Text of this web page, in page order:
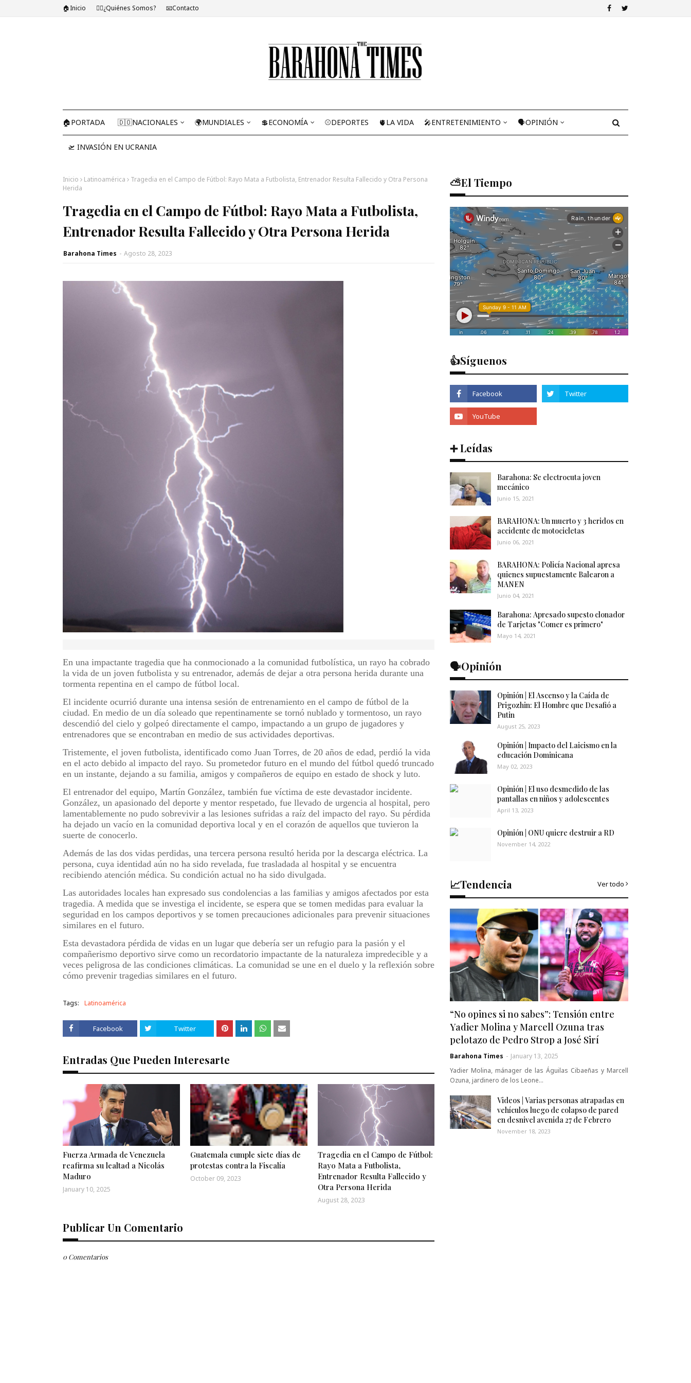
🏠Inicio 🤷‍♂️¿Quiénes Somos? 📧Contacto
🏠PORTADA 🇩🇴NACIONALES 🌍MUNDIALES 💲ECONOMÍA ⚾DEPORTES 🫀LA VIDA 🎤ENTRETENIMIENTO 🗣OPINIÓN
🛫 INVASIÓN EN UCRANIA
Inicio Latinoamérica
Tragedia en el Campo de Fútbol: Rayo Mata a Futbolista, Entrenador Resulta Fallecido y Otra Persona
Herida
Tragedia en el Campo de Fútbol: Rayo Mata a Futbolista,
Entrenador Resulta Fallecido y Otra Persona Herida
Barahona Times - Agosto 28, 2023
En una impactante tragedia que ha conmocionado a la comunidad futbolística, un rayo ha cobrado
la vida de un joven futbolista y su entrenador, además de dejar a otra persona herida durante una
tormenta repentina en el campo de fútbol local.
El incidente ocurrió durante una intensa sesión de entrenamiento en el campo de fútbol de la
ciudad. En medio de un día soleado que repentinamente se tornó nublado y tormentoso, un rayo
descendió del cielo y golpeó directamente el campo, impactando a un grupo de jugadores y
entrenadores que se encontraban en medio de sus actividades deportivas.
Tristemente, el joven futbolista, identificado como Juan Torres, de 20 años de edad, perdió la vida
en el acto debido al impacto del rayo. Su prometedor futuro en el mundo del fútbol quedó truncado
en un instante, dejando a su familia, amigos y compañeros de equipo en estado de shock y luto.
El entrenador del equipo, Martín González, también fue víctima de este devastador incidente.
González, un apasionado del deporte y mentor respetado, fue llevado de urgencia al hospital, pero
lamentablemente no pudo sobrevivir a las lesiones sufridas a raíz del impacto del rayo. Su pérdida
ha dejado un vacío en la comunidad deportiva local y en el corazón de aquellos que tuvieron la
suerte de conocerlo.
Además de las dos vidas perdidas, una tercera persona resultó herida por la descarga eléctrica. La
persona, cuya identidad aún no ha sido revelada, fue trasladada al hospital y se encuentra
recibiendo atención médica. Su condición actual no ha sido divulgada.
Las autoridades locales han expresado sus condolencias a las familias y amigos afectados por esta
tragedia. A medida que se investiga el incidente, se espera que se tomen medidas para evaluar la
seguridad en los campos deportivos y se tomen precauciones adicionales para prevenir situaciones
similares en el futuro.
Esta devastadora pérdida de vidas en un lugar que debería ser un refugio para la pasión y el
compañerismo deportivo sirve como un recordatorio impactante de la naturaleza impredecible y a
veces peligrosa de las condiciones climáticas. La comunidad se une en el duelo y la reflexión sobre
cómo prevenir tragedias similares en el futuro.
Tags: Latinoamérica
Facebook Twitter
Entradas Que Pueden Interesarte
Fuerza Armada de Venezuela
reafirma su lealtad a Nicolás
Maduro
January 10, 2025
Guatemala cumple siete días de
protestas contra la Fiscalía
October 09, 2023
Tragedia en el Campo de Fútbol:
Rayo Mata a Futbolista,
Entrenador Resulta Fallecido y
Otra Persona Herida
August 28, 2023
Publicar Un Comentario
0 Comentarios
⛅El Tiempo
👍Síguenos
➕ Leídas
Barahona: Se electrocuta joven
mecánico
Junio 15, 2021
BARAHONA: Un muerto y 3 heridos en
accidente de motocicletas
Junio 06, 2021
BARAHONA: Policía Nacional apresa
quienes supuestamente Balearon a
MANEN
Junio 04, 2021
Barahona: Apresado supesto clonador
de Tarjetas "Comer es primero"
Mayo 14, 2021
🗣️Opinión
Opinión | El Ascenso y la Caída de
Prigozhin: El Hombre que Desafió a
Putin
August 25, 2023
Opinión | Impacto del Laicismo en la
educación Dominicana
May 02, 2023
Opinión | El uso desmedido de las
pantallas en niños y adolescentes
April 13, 2023
Opinión | ONU quiere destruir a RD
November 14, 2022
📈Tendencia Ver todo
“No opines si no sabes”: Tensión entre
Yadier Molina y Marcell Ozuna tras
pelotazo de Pedro Strop a José Sirí
Barahona Times - January 13, 2025
Yadier Molina, mánager de las Águilas Cibaeñas y Marcell
Ozuna, jardinero de los Leone…
Videos | Varias personas atrapadas en
vehículos luego de colapso de pared
en desnivel avenida 27 de Febrero
November 18, 2023